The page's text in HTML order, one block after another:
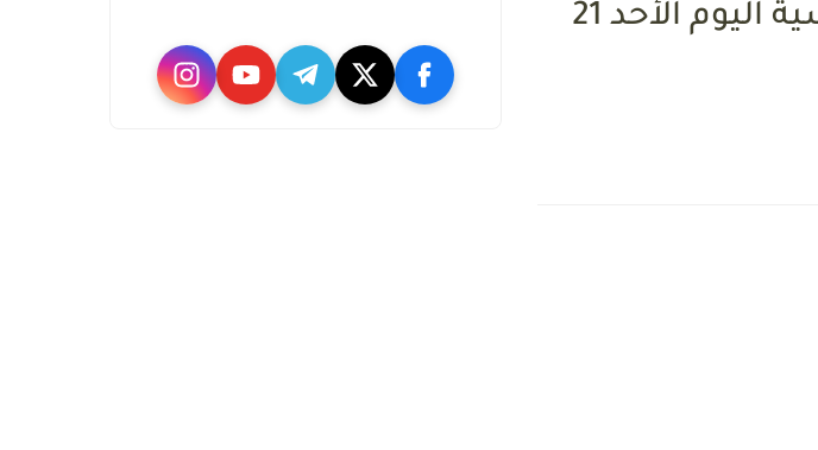
سعر صرف الليرة التركية مقابل العملات الرئيسية اليوم الأحد 21